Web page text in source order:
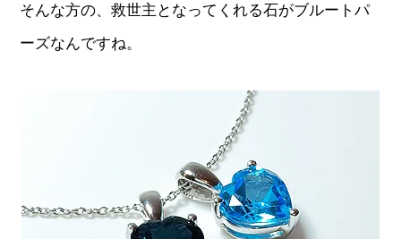
そんな方の、救世主となってくれる石がブルートパ
ーズなんですね。